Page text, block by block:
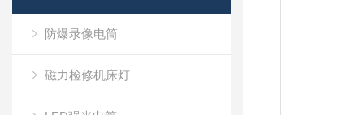
防爆录像电筒
磁力检修机床灯